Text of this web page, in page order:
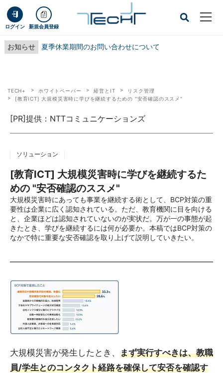
ログイン 新規会員登録
お知らせ 夏季休業期間のお問い合わせについて
TECH+ ホワイトペーパー 経営とIT
リスク管理
[教育ICT] 大規模災害時に学びを継続するための "安否確認のススメ"
[PR]提供：NTTコミュニケーションズ
ソリューション
[教育ICT] 大規模災害時に学びを継続するた
めの "安否確認のススメ"
大規模災害時にあっても事業を継続する術として、BCP対策の重
要性は企業に広く認知されている。ただ、教育機関に目を向ける
と、企業ほどは認知されていないのが実状だ。万が一の事態が起
きたとき、学びを継続するには何が必要か。本稿ではBCP対策の
なかで特に重要な安否確認を取り上げて説明していきたい。
大規模災害が発生したとき、 まず実行すべきは、教職
員/学生とのコンタクト経路を確保して安否を確認す